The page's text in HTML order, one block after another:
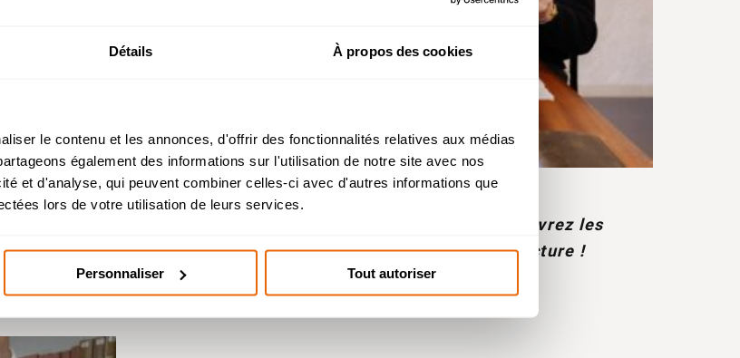
Détails À propos des cookies
le contenu et les annonces, d'offrir des fonctionnalités relatives aux médias
également des informations sur l'utilisation de notre site avec nos
et d'analyse, qui peuvent combiner celles-ci avec d'autres informations que
lors de votre utilisation de leurs services.
Personnaliser Tout autoriser
Posté le : 10 juin 2026
ENSA Lyon, Paris La Villette, Grenoble… Découvrez les
admissions de nos étudiants en Prépa Architecture !
Innovation et Humanités : reprise de
dossiers de candidature à partir du 26 août.
d’Espace et Prépa Architecture : dossiers de
candidatures étudiés durant l’été.